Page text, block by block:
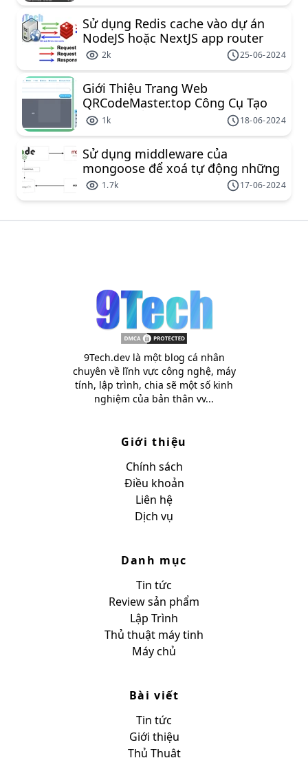
Sử dụng Redis cache vào dự án
NodeJS hoặc NextJS app router
2k 25-06-2024
Giới Thiệu Trang Web
QRCodeMaster.top Công Cụ Tạo
Mã QR Miễn Phí Đa Năng
1k 18-06-2024
Sử dụng middleware của
mongoose để xoá tự động những
document liên kết
1.7k 17-06-2024
9Tech.dev là một blog cá nhân
chuyên về lĩnh vực công nghệ, máy
tính, lập trình, chia sẽ một số kinh
nghiệm của bản thân vv...
Giới thiệu
Chính sách
Điều khoản
Liên hệ
Dịch vụ
Danh mục
Tin tức
Review sản phẩm
Lập Trình
Thủ thuật máy tinh
Máy chủ
Bài viết
Tin tức
Giới thiệu
Thủ Thuật